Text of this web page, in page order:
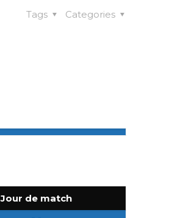
Categories
Tags
Jour de match